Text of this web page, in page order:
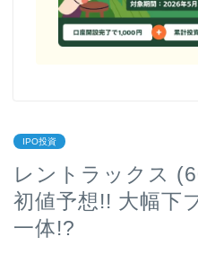
IPO投資
レントラックス
初値予想!! 大幅下
一体!?